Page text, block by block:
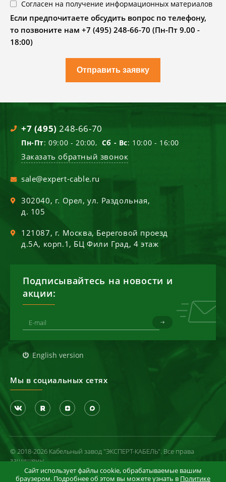
Согласен на получение информационных материалов
Если предпочитаете обсудить вопрос по телефону,
то позвоните нам +7 (495) 248-66-70 (Пн-Пт 9.00 -
18:00)
Отправить заявку
+7 (495) 248-66-70
Пн-Пт: 09:00 - 20:00, Сб - Вс: 10:00 - 16:00
Заказать обратный звонок
sale@expert-cable.ru
302040, г. Орел,ул. Раздольная,
д. 105
121087, г. Москва, Береговой проезд
д.5А, корп.1, БЦ Фили Град, 4 этаж
Подписывайтесь на новости и
акции:
English version
Мы в социальных сетях
© 2018-2026 Кабельный завод "ЭКСПЕРТ-КАБЕЛЬ". Все права
защищены
Политика конфиденциальности
Сайт использует файлы cookie, обрабатываемые вашим
браузером. Подробнее об этом вы можете узнать в Политике